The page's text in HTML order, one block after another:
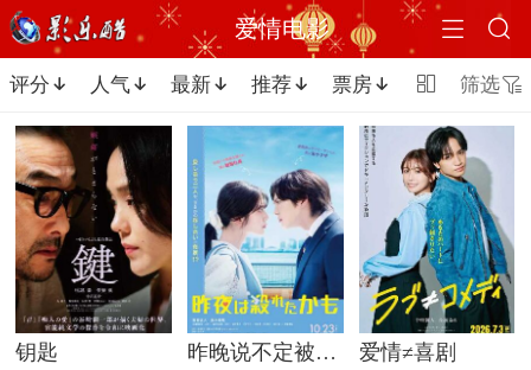
 
爱情电影
评分  人气 最新 推荐 票房  筛选
钥匙 昨晚说不定被杀掉了 爱情≠喜剧